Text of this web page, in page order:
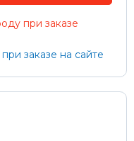
при заказе
заказе на сайте